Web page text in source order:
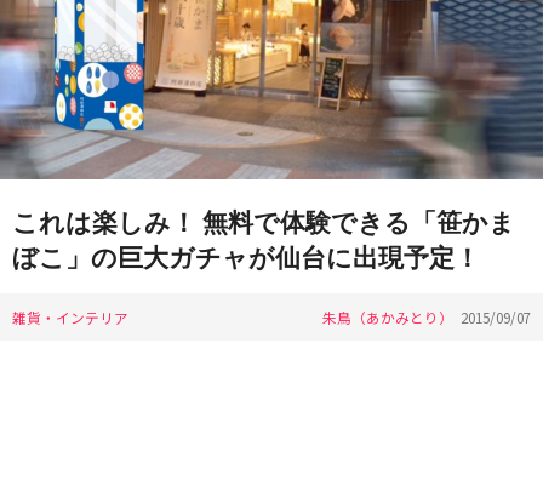
これは楽しみ！ 無料で体験できる「笹かま
ぼこ」の巨大ガチャが仙台に出現予定！
雑貨・インテリア 朱鳥（あかみとり） 2015/09/07